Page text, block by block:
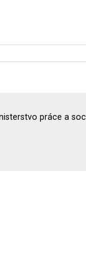
práce a